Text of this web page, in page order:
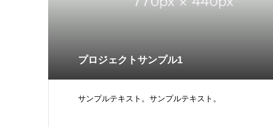
プロジェクトサンプル1
サンプルテキスト。サンプルテキスト。